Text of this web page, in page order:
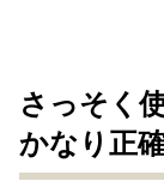
さっそく
かなり正確